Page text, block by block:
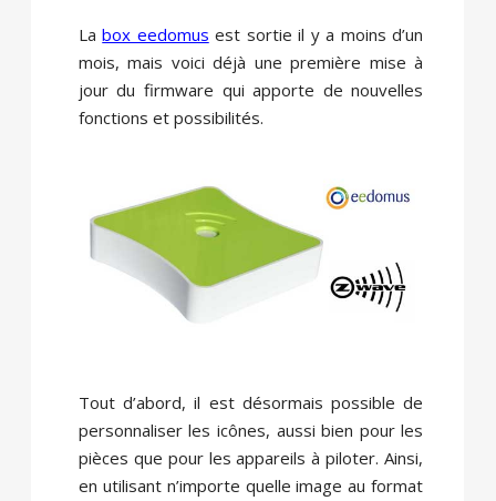
Labox eedomus est sortie il y a moins d’un
mois, mais voici déjà une première mise à
jour du firmware qui apporte de nouvelles
fonctions et possibilités.
Tout d’abord, il est désormais possible de
personnaliser les icônes, aussi bien pour les
pièces que pour les appareils à piloter. Ainsi,
en utilisant n’importe quelle image au format